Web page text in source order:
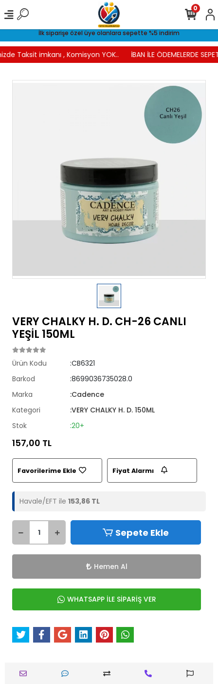
İlk siparişe özel üye olanlara sepette %5 indirim
Taksit imkanı , Komisyon YOK.. İBAN İLE ÖDEMELERDE
0
VERY CHALKY H. D. CH-26 CANLI
YEŞİL 150ML
Ürün Kodu
:CB6321
Barkod
:8699036735028.0
Marka
:Cadence
Kategori
:VERY CHALKY H. D. 150ML
Stok
:20+
157,00 TL
Favorilerime Ekle Fiyat Alarmı
Havale/EFT ile 153,86 TL
Sepete Ekle
Hemen Al
WHATSAPP İLE SİPARİŞ VER